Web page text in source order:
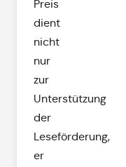
Preis
dient
nicht
nur
zur
Unterstützung
der
Leseförderung,
er